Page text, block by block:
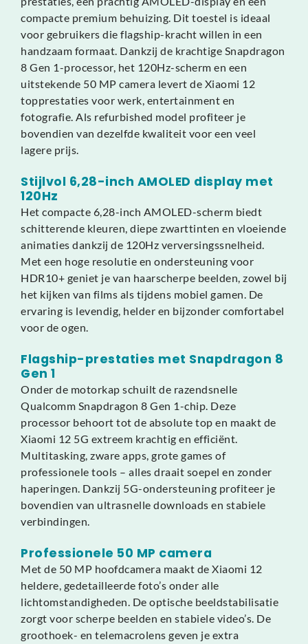
compacte premium behuizing. Dit toestel is ideaal
voor gebruikers die flagship-kracht willen in een
handzaam formaat. Dankzij de krachtige Snapdragon
8 Gen 1-processor, het 120Hz-scherm en een
uitstekende 50 MP camera levert de Xiaomi 12
topprestaties voor werk, entertainment en
fotografie. Als refurbished model profiteer je
bovendien van dezelfde kwaliteit voor een veel
lagere prijs.
Stijlvol 6,28-inch AMOLED display met
120Hz
Het compacte 6,28-inch AMOLED-scherm biedt
schitterende kleuren, diepe zwarttinten en vloeiende
animaties dankzij de 120Hz verversingssnelheid.
Met een hoge resolutie en ondersteuning voor
HDR10+ geniet je van haarscherpe beelden, zowel bij
het kijken van films als tijdens mobiel gamen. De
ervaring is levendig, helder en bijzonder comfortabel
voor de ogen.
Flagship-prestaties met Snapdragon 8
Gen 1
Onder de motorkap schuilt de razendsnelle
Qualcomm Snapdragon 8 Gen 1-chip. Deze
processor behoort tot de absolute top en maakt de
Xiaomi 12 5G extreem krachtig en efficiënt.
Multitasking, zware apps, grote games of
professionele tools – alles draait soepel en zonder
haperingen. Dankzij 5G-ondersteuning profiteer je
bovendien van ultrasnelle downloads en stabiele
verbindingen.
Professionele 50 MP camera
Met de 50 MP hoofdcamera maakt de Xiaomi 12
heldere, gedetailleerde foto’s onder alle
lichtomstandigheden. De optische beeldstabilisatie
zorgt voor scherpe beelden en stabiele video’s. De
groothoek- en telemacrolens geven je extra